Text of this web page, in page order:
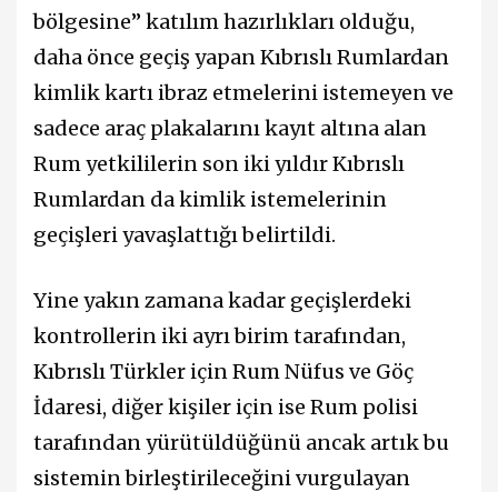
bölgesine” katılım hazırlıkları olduğu,
daha önce geçiş yapan Kıbrıslı Rumlardan
kimlik kartı ibraz etmelerini istemeyen ve
sadece araç plakalarını kayıt altına alan
Rum yetkililerin son iki yıldır Kıbrıslı
Rumlardan da kimlik istemelerinin
geçişleri yavaşlattığı belirtildi.
Yine yakın zamana kadar geçişlerdeki
kontrollerin iki ayrı birim tarafından,
Kıbrıslı Türkler için Rum Nüfus ve Göç
İdaresi, diğer kişiler için ise Rum polisi
tarafından yürütüldüğünü ancak artık bu
sistemin birleştirileceğini vurgulayan